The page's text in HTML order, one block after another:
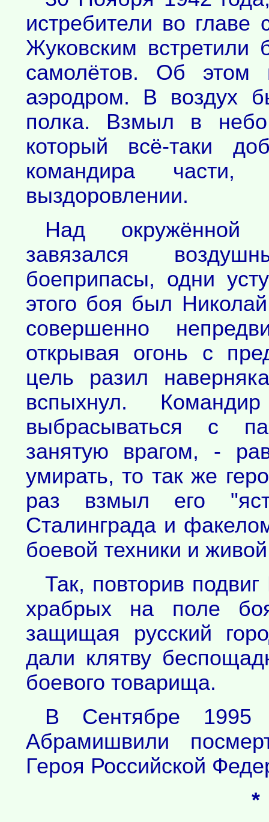
истребители во
Жуковским встретили
самолётов. Об этом
аэродром. В воздух
полка. Взмыл в
который всё-таки
командира
выздоровлении.
Над окружённой
завязался
боеприпасы, одни
этого боя был
совершенно
открывая огонь с
цель разил
вспыхнул.
выбрасываться с
занятую врагом, -
умирать, то так же
раз взмыл его
Сталинграда и
боевой техники и
Так, повторив
храбрых на поле
защищая русский
дали клятву
боевого товарища.
В Сентябре 1995
Абрамишвили
Героя Российской